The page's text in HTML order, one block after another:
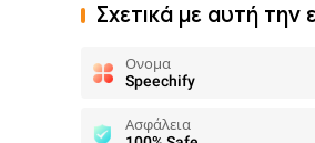
Σχετικά με αυτή
Ονομα
Speechify
Ασφάλεια